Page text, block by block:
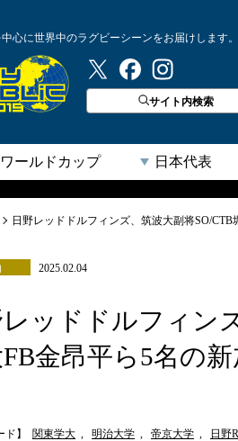
心に世界中のラグビーシーンをお届けします。
ラグビーリパブリック
サイト内検索
ワールドカップ 日本代表
日野レッドドルフィンズ、筑波大副将SO/
2025.02.04
レッドドルフィン
金昂平ら5名の新
ド】 関東学大 , 明治大学 , 帝京大学 , 日野